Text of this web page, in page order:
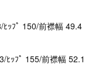
ｯﾌﾟ 150/前襟幅 49.4
ﾋｯﾌﾟ 155/前襟幅 52.1